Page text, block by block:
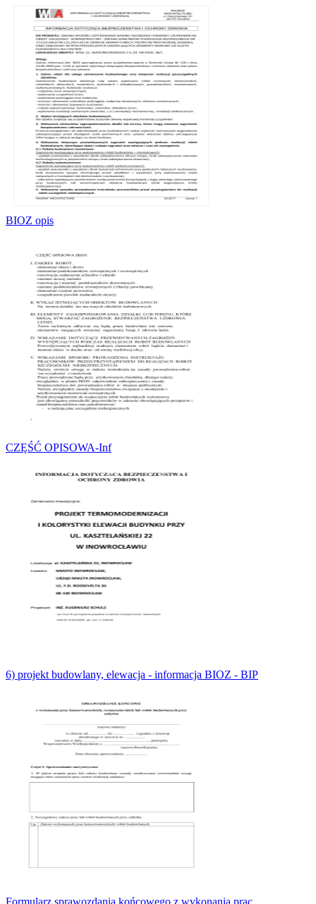
BIOZ opis
CZĘŚĆ OPISOWA-Inf
6) projekt budowlany, elewacja - informacja BIOZ - BIP